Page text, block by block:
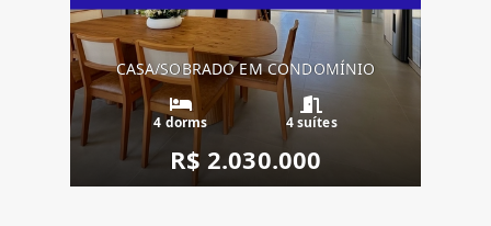
CASA/SOBRADO EM CONDOMÍNIO
4 dorms 4 suítes
R$ 2.030.000